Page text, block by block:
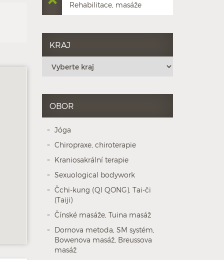
Rehabilitace, masáže
KRAJ
OBOR
Jóga
Chiropraxe, chiroterapie
Kraniosakrální terapie
Sexuological bodywork
Čchi-kung (QI QONG), Tai-či
(Taiji)
Čínské masáže, Tuina masáž
Dornova metoda, SM systém,
Bowenova masáž, Breussova
masáž